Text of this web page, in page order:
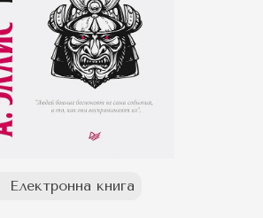
Електронна книга